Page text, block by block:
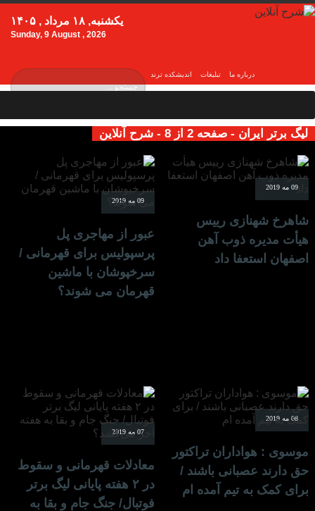
اندیشکده ترند تبلیغات درباره ما
یکشنبه, ۱۸ مرداد , ۱۴۰۵
Sunday, 9 August , 2026
لیگ برتر ایران - صفحه 2 از 8 - شرح آنلاین
09 مه 2019
شاهرخ شهنازی رییس
هیأت مدیره ذوب‌ آهن
اصفهان استعفا داد
09 مه 2019
عبور از مهاجری پل
پرسپولیس برای قهرمانی /
سرخپوشان با ماشین
قهرمان می شوند؟
08 مه 2019
موسوی : هواداران تراکتور
حق دارند عصبانی باشند /
برای کمک به تیم آمده ام
07 مه 2019
معادلات قهرمانی و سقوط
در ۲ هفته پایانی لیگ برتر
فوتبال/ جنگ جام و بقا به